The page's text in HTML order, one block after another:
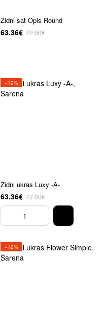
Zidni sat Opis Round
63.36€ 72.00€
−12%
Zidni ukras Luxy -A-
63.36€ 72.00€
−12%